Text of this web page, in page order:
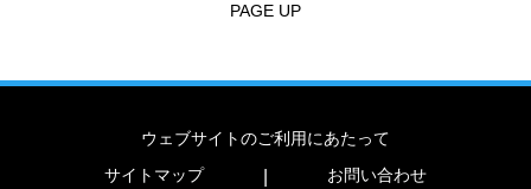
PAGE UP
ウェブサイトのご利用にあたって
サイトマップ
お問い合わせ